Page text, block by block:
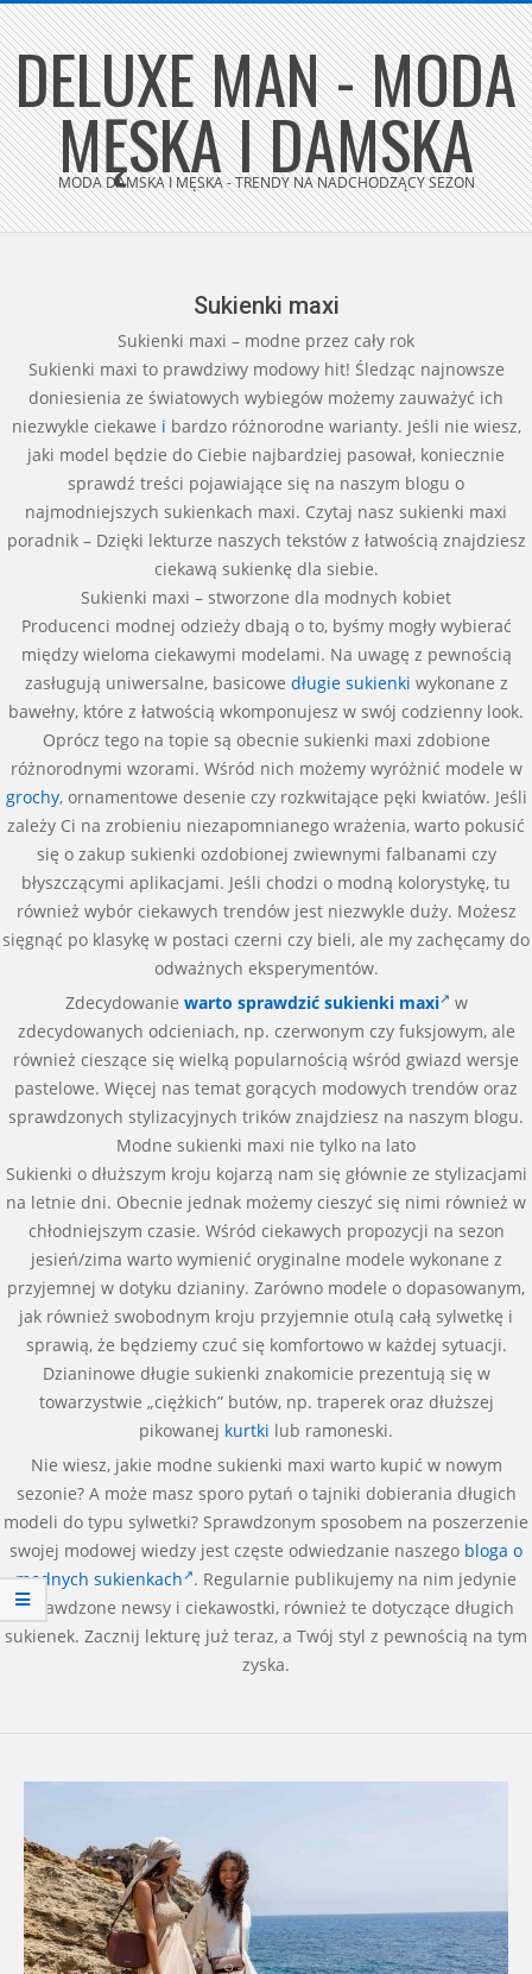
Skip
to
content
DELUXE MAN - MODA
MĘSKA I DAMSKA
MODA DAMSKA I MĘSKA - TRENDY NA NADCHODZĄCY SEZON
Sukienki maxi
Sukienki maxi – modne przez cały rok
Sukienki maxi to prawdziwy modowy hit! Śledząc najnowsze
doniesienia ze światowych wybiegów możemy zauważyć ich
niezwykle ciekawe i bardzo różnorodne warianty. Jeśli nie wiesz,
jaki model będzie do Ciebie najbardziej pasował, koniecznie
sprawdź treści pojawiające się na naszym blogu o
najmodniejszych sukienkach maxi. Czytaj nasz sukienki maxi
poradnik – Dzięki lekturze naszych tekstów z łatwością znajdziesz
ciekawą sukienkę dla siebie.
Sukienki maxi – stworzone dla modnych kobiet
Producenci modnej odzieży dbają o to, byśmy mogły wybierać
między wieloma ciekawymi modelami. Na uwagę z pewnością
zasługują uniwersalne, basicowe długie sukienki wykonane z
bawełny, które z łatwością wkomponujesz w swój codzienny look.
Oprócz tego na topie są obecnie sukienki maxi zdobione
różnorodnymi wzorami. Wśród nich możemy wyróżnić modele w
grochy, ornamentowe desenie czy rozkwitające pęki kwiatów. Jeśli
zależy Ci na zrobieniu niezapomnianego wrażenia, warto pokusić
się o zakup sukienki ozdobionej zwiewnymi falbanami czy
błyszczącymi aplikacjami. Jeśli chodzi o modną kolorystykę, tu
również wybór ciekawych trendów jest niezwykle duży. Możesz
sięgnąć po klasykę w postaci czerni czy bieli, ale my zachęcamy do
odważnych eksperymentów.
Zdecydowanie warto sprawdzić sukienki maxi
w
zdecydowanych odcieniach, np. czerwonym czy fuksjowym, ale
również cieszące się wielką popularnością wśród gwiazd wersje
pastelowe. Więcej nas temat gorących modowych trendów oraz
sprawdzonych stylizacyjnych trików znajdziesz na naszym blogu.
Modne sukienki maxi nie tylko na lato
Sukienki o dłuższym kroju kojarzą nam się głównie ze stylizacjami
na letnie dni. Obecnie jednak możemy cieszyć się nimi również w
chłodniejszym czasie. Wśród ciekawych propozycji na sezon
jesień/zima warto wymienić oryginalne modele wykonane z
przyjemnej w dotyku dzianiny. Zarówno modele o dopasowanym,
jak również swobodnym kroju przyjemnie otulą całą sylwetkę i
sprawią, że będziemy czuć się komfortowo w każdej sytuacji.
Dzianinowe długie sukienki znakomicie prezentują się w
towarzystwie „ciężkich” butów, np. traperek oraz dłuższej
pikowanej kurtki lub ramoneski.
Nie wiesz, jakie modne sukienki maxi warto kupić w nowym
sezonie? A może masz sporo pytań o tajniki dobierania długich
modeli do typu sylwetki? Sprawdzonym sposobem na poszerzenie
swojej modowej wiedzy jest częste odwiedzanie naszego bloga o
modnych sukienkach . Regularnie publikujemy na nim jedynie
sprawdzone newsy i ciekawostki, również te dotyczące długich
sukienek. Zacznij lekturę już teraz, a Twój styl z pewnością na tym
zyska.